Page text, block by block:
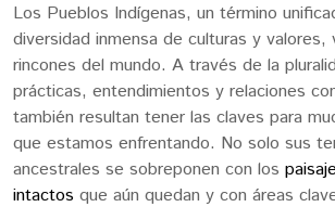
Los Pueblos Indígenas, un término
diversidad inmensa de culturas y
rincones del mundo. A través de la
prácticas, entendimientos y relaciones
también resultan tener las claves para
que estamos enfrentando. No solo sus
ancestrales se sobreponen con los
intactos que aún quedan y con áreas